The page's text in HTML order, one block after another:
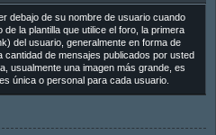
debajo de su nombre de usuario cuando
la plantilla que utilice el foro, la primera
del usuario, generalmente en forma de
de mensajes publicados por usted
usualmente una imagen más grande, es
única o personal para cada usuario.